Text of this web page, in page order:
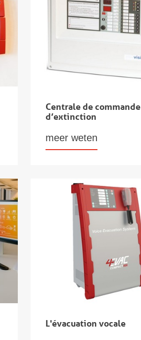
Centrale de commande
d’extinction
meer weten
L'évacuation vocale